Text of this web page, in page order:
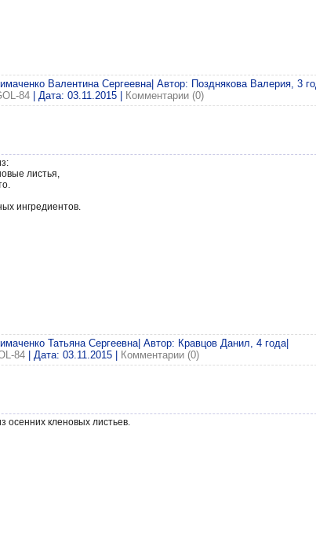
Валентина Сергеевна| Автор: Позднякова Валерия, 3
84 | Дата: 03.11.2015 Комментарии (0)
листья,
ингредиентов.
Татьяна Сергеевна| Автор: Кравцов Данил, 4 года|
84 | Дата: 03.11.2015 Комментарии (0)
осенних кленовых листьев.